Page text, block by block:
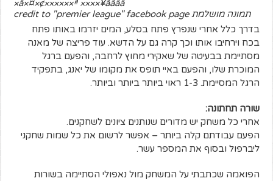
תמונה מושלמת credit to "premier league" facebook page
בדרך כלל אחרי שנפרץ פתח בסלע, המים יזרמו באותו פתח
בכח וירחיבו אותו וכך קרה גם על הדשא. עוד פריצה של מאנה
מסתיימת בבעיטה של שאקירי מחוץ לרחבה, והפעם ברגל
המוכרת שלו, והפעם באיי תופס את מקומו של יאנג, בתפקיד
הרגל המסיימת. 1-3 ראוי ביותר ביותר וביותר.
שורה תחתונה:
אחרי כל משחק יש מדורים שנותנים ציונים לשחקנים.
הפעם עבודתם קלה ביותר – אפשר לרשום את כל שמות שחקני
ליברפול ובסוף את המספר עשר.
הפואמה שכתבתי על המשחק מול נאפולי הסתיימה בשורות